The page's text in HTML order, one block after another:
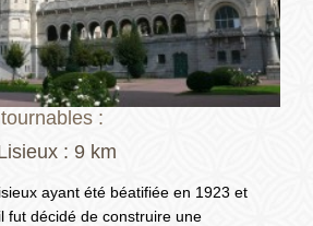
:
: 9 km
ayant été béatifiée en 1923 et
fut décidé de construire une